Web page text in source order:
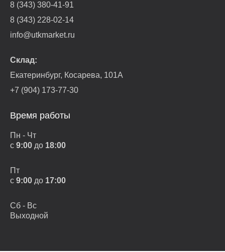
8 (343) 380-41-91
8 (343) 228-02-14
info@utkmarket.ru
Склад:
Екатеринбург, Косарева, 101А
+7 (904) 173-77-30
Время работы
Пн - Чт
с 9:00 до 18:00
Пт
с 9:00 до 17:00
Сб - Вс
Выходной